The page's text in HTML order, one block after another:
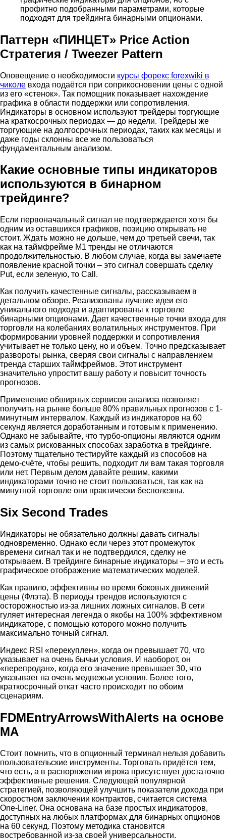
профитно подобранными параметрами, которые
подходят для трейдинга бинарными опционами.
Паттерн «ПИНЦЕТ» Price Action
Стратегия / Tweezer Pattern
Оповещение о необходимости курсы форекс forexwiki в
чиколе входа подаётся при соприкосновении цены с одной
из его «стенок». Так помощник показывает нахождение
графика в области поддержки или сопротивления.
Индикаторы в основном используют трейдеры торгующие
на краткосрочных периодах — до недели. Трейдеры же
торгующие на долгосрочных периодах, таких как месяцы и
даже годы склонны все же пользоваться
фундаментальным анализом.
Какие основные типы индикаторов
используются в бинарном
трейдинге?
Если первоначальный сигнал не подтверждается хотя бы
одним из оставшихся графиков, позицию открывать не
стоит. Ждать можно не дольше, чем до третьей свечи, так
как на таймфрейме М1 тренды не отличаются
продолжительностью. В любом случае, когда вы замечаете
появление красной точки – это сигнал совершать сделку
Put, если зеленую, то Call.
Как получить качестенные сигналы, рассказываем в
детальном обзоре. Реализованы лучшие идеи его
уникального подхода и адаптированы к торговле
бинарными опционами. Дает качественные точки входа для
торговли на колебаниях волатильных инструментов. При
формировании уровней поддержки и сопротивления
учитывает не только цену, но и объем. Точно предсказывает
развороты рынка, сверяя свои сигналы с направлением
тренда старших таймфреймов. Этот инструмент
значительно упростит вашу работу и повысит точность
прогнозов.
Применение обширных сервисов анализа позволяет
получить на рынке больше 80% правильных прогнозов с 1-
минутным интервалом. Каждый из индикаторов на 60
секунд является доработанным и готовым к применению.
Однако не забывайте, что турбо-опционы являются одним
из самых рискованных способах заработка в трейдинге.
Поэтому тщательно тестируйте каждый из способов на
демо-счёте, чтобы решить, подходит ли вам такая торговля
или нет. Первым делом давайте решим, какими
индикаторами точно не стоит пользоваться, так как на
минутной торговле они практически бесполезны.
Six Second Trades
Индикаторы не обязательно должны давать сигналы
одновременно. Однако если через этот промежуток
времени сигнал так и не подтвердился, сделку не
открываем. В трейдинге бинарные индикаторы – это и есть
графическое отображение математических моделей.
Как правило, эффективны во время боковых движений
цены (Флэта). В периоды трендов используются с
осторожностью из-за лишних ложных сигналов. В сети
гуляет интересная легенда о якобы на 100% эффективном
индикаторе, с помощью которого можно получить
максимально точный сигнал.
Индекс RSI «перекуплен», когда он превышает 70, что
указывает на очень бычьи условия. И наоборот, он
«перепродан», когда его значение превышает 30, что
указывает на очень медвежьи условия. Более того,
краткосрочный откат часто происходит по обоим
сценариям.
FDMEntryArrowsWithAlerts на основе
MA
Стоит помнить, что в опционный терминал нельзя добавить
пользовательские инструменты. Торговать придётся тем,
что есть, а в распоряжении игрока присутствует достаточно
эффективные решения. Следующей популярной
стратегией, позволяющей улучшить показатели дохода при
скоростном заключении контрактов, считается система
One-Liner. Она основана на базе простых индикаторов,
доступных на любых платформах для бинарных опционов
на 60 секунд. Поэтому методика становится
востребованной из-за своей универсальности.